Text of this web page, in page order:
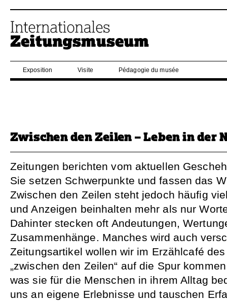
Exposition Visite Pédagogie du musée
Zwischen den Zeilen – Leben in der
Zeitungen berichten vom aktuellen
Sie setzen Schwerpunkte und fassen das
Zwischen den Zeilen steht jedoch häufig
und Anzeigen beinhalten mehr als nur
Dahinter stecken oft Andeutungen,
Zusammenhänge. Manches wird auch
Zeitungsartikel wollen wir im Erzählcafé
„zwischen den Zeilen“ auf die Spur
was sie für die Menschen in ihrem Alltag
uns an eigene Erlebnisse und tauschen